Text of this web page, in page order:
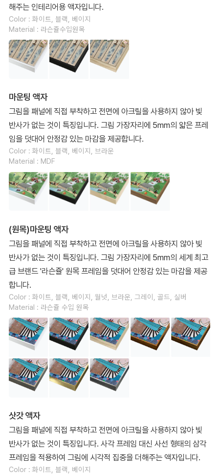
해주는 인테리어용 액자입니다.
Color : 화이트, 블랙, 베이지
Material : 라슨쥴수입원목
마운팅 액자
그림을 패널에 직접 부착하고 전면에 아크릴을 사용하지 않아 빛
반사가 없는 것이 특징입니다. 그림 가장자리에 5mm의 얇은 프레
임을 덧대어 안정감 있는 마감을 제공합니다.
Color : 화이트, 블랙, 베이지, 브라운
Material : MDF
(원목)마운팅 액자
그림을 패널에 직접 부착하고 전면에 아크릴을 사용하지 않아 빛
반사가 없는 것이 특징입니다. 그림 가장자리에 5mm의 세계 최고
급 브랜드 '라슨쥴' 원목 프레임을 덧대어 안정감 있는 마감을 제공
합니다.
Color : 화이트, 블랙, 베이지, 월넛, 브라운, 그레이, 골드, 실버
Material : 라슨쥴 수입 원목
삿갓 액자
그림을 패널에 직접 부착하고 전면에 아크릴을 사용하지 않아 빛
반사가 없는 것이 특징입니다. 사각 프레임 대신 사선 형태의 삼각
프레임을 적용하여 그림에 시각적 집중을 더해주는 액자입니다.
Color : 화이트, 블랙, 베이지